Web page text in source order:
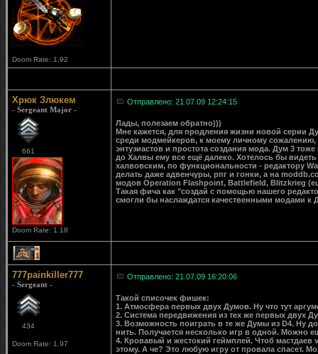
Doom Rate: 1.92
Хрюк Злюкем
- Sergeant Major -
661
Doom Rate: 1.18
Отправлено: 21.07.09 12:24:15
Лады, полезаем обратно)))
Мне кажется, для продления жизни новой серии
среди модмейкеров, к моему личному сожалению,
энтузиастов и простота создания мода. Дум 3
до Халвы ему все ещё далеко. Хотелось бы
халвовским, по функциональности - редактору
делать даже адвенчуры, рпг и гонки, а на
модов Operation Flashpoint, Battlefield, Blitzkrieg
Такая фича как "создай с помощью нашего
смогли бы наслаждатся качественными модами к
1
777painkiller777
- Sergeant -
434
Doom Rate: 1.97
Отправлено: 21.07.09 16:20:06
Такой списочек фишек:
1. Атмосфера первых двух Думов. Ну что тут
2. Система передвижения из тех же первых двух
3. Возможность поиграть в те же Думы из D4. Ну
нить. Получается несколько игр в одной. Можно
4. Кровавый и жестокий геймплей. Чтоб
этому. А че? Это любую игру от провала спасет.